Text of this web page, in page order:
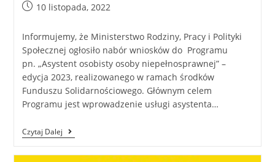
10 listopada, 2022
Informujemy, że Ministerstwo Rodziny, Pracy i Polityki
Społecznej ogłosiło nabór wniosków do Programu
pn. „Asystent osobisty osoby niepełnosprawnej” –
edycja 2023, realizowanego w ramach środków
Funduszu Solidarnościowego. Głównym celem
Programu jest wprowadzenie usługi asystenta…
Czytaj Dalej